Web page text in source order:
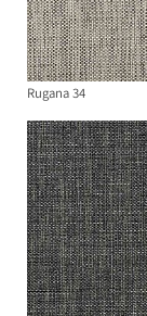
Rugana 34